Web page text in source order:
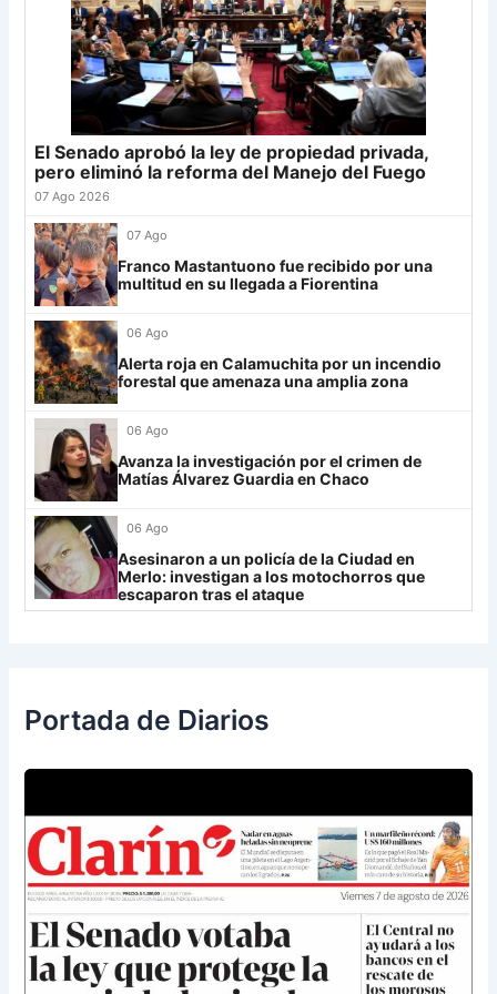
Palmeiras
Sporting Cristal
Grupo G
Mirassol
Lanús
Always Ready
Grupo H
IDV
Rosario Central
UCV FC
Libertad
Defensa 19 -5 23
Banfield 19 -2 22
Sarmiento 19 -8 22
Atl. Tucumán 19 19
Newell's 19 -12 19
26 Central Córdoba 19 -12 19
27 Platense
28 Riestra
29 Aldosivi
30 Estudiantes RC 19 -21
El Senado aprobó la ley de propiedad privada,
pero eliminó la reforma del Manejo del Fuego
07 Ago 2026
07 Ago
Franco Mastantuono fue recibido por una
multitud en su llegada a Fiorentina
06 Ago
Alerta roja en Calamuchita por un incendio
forestal que amenaza una amplia zona
06 Ago
Avanza la investigación por el crimen de
Matías Álvarez Guardia en Chaco
06 Ago
Asesinaron a un policía de la Ciudad en
Merlo: investigan a los motochorros que
escaparon tras el ataque
Portada de Diarios